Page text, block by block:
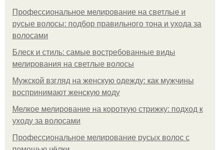
Профессиональное мелирование на светлые и
русые волосы: подбор правильного тона и ухода за
волосами
Блеск и стиль: самые востребованные виды
мелирования на светлые волосы
Мужской взгляд на женскую одежду: как мужчины
воспринимают женскую моду
Мелкое мелирование на короткую стрижку: подход к
уходу за волосами
Профессиональное мелирование русых волос с